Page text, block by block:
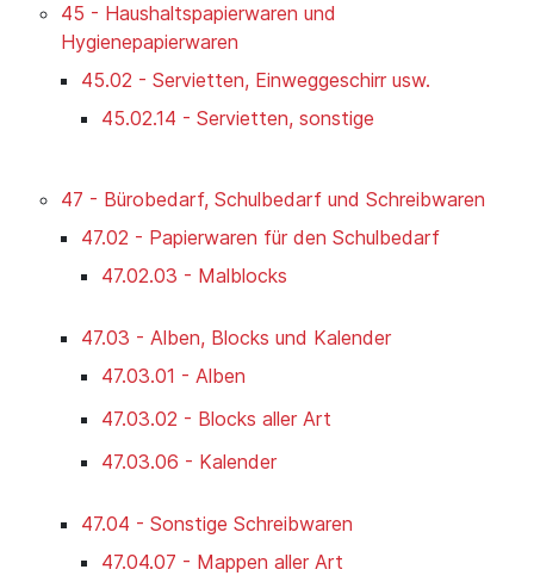
45 - Haushaltspapierwaren und
Hygienepapierwaren
45.02 - Servietten, Einweggeschirr usw.
45.02.14 - Servietten, sonstige
47 - Bürobedarf, Schulbedarf und Schreibwaren
47.02 - Papierwaren für den Schulbedarf
47.02.03 - Malblocks
47.03 - Alben, Blocks und Kalender
47.03.01 - Alben
47.03.02 - Blocks aller Art
47.03.06 - Kalender
47.04 - Sonstige Schreibwaren
47.04.07 - Mappen aller Art